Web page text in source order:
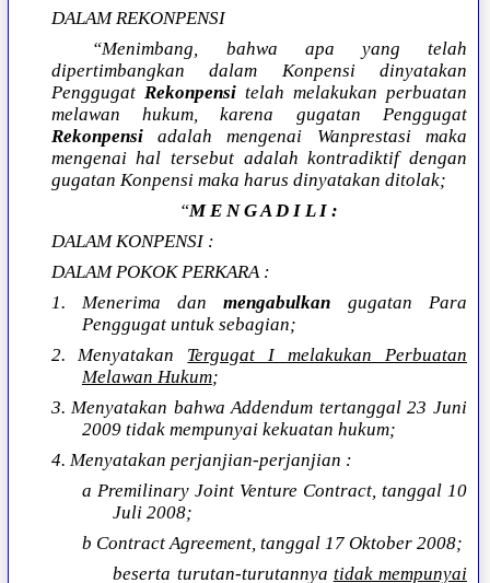
DALAM REKONPENSI
“Menimbang, bahwa apa yang telah
dipertimbangkan dalam Konpensi dinyatakan
Penggugat Rekonpensitelah melakukan perbuatan
melawan hukum, karena gugatan Penggugat
Rekonpensiadalah mengenai Wanprestasi maka
mengenai hal tersebut adalah kontradiktif dengan
gugatan Konpensi maka harus dinyatakan ditolak;
“M E N G A D I L I :
DALAM KONPENSI :
DALAM POKOK PERKARA :
1. Menerima danmengabulkan gugatan Para
Penggugat untuk sebagian;
2. Menyatakan Tergugat I melakukan Perbuatan
Melawan Hukum;
3. Menyatakan bahwa Addendum tertanggal 23 Juni
2009 tidak mempunyai kekuatan hukum;
4. Menyatakan perjanjian-perjanjian :
a Premilinary Joint Venture Contract, tanggal 10
Juli 2008;
b Contract Agreement, tanggal 17 Oktober 2008;
beserta turutan-turutannya tidak mempunyai